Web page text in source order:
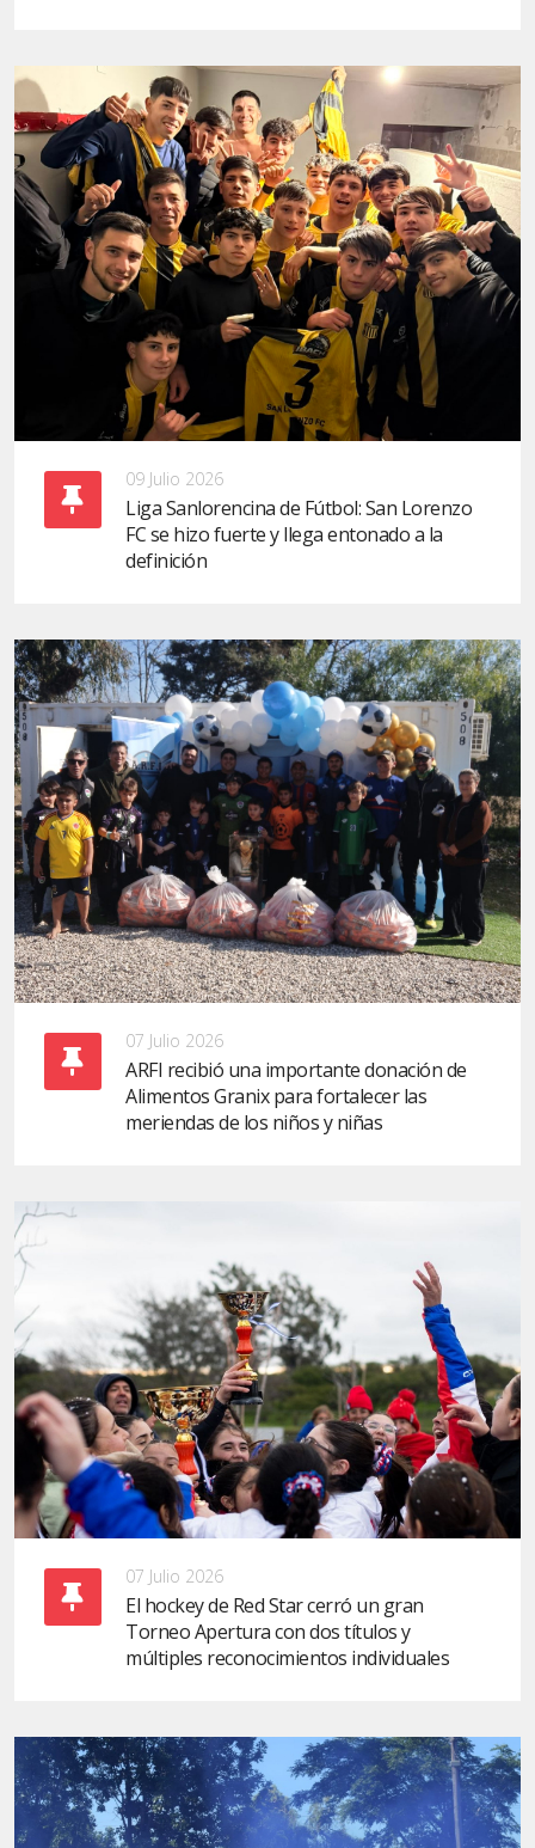
09 Julio 2026
Liga Sanlorencina de Fútbol: San Lorenzo
FC se hizo fuerte y llega entonado a la
definición
07 Julio 2026
ARFI recibió una importante donación de
Alimentos Granix para fortalecer las
meriendas de los niños y niñas
07 Julio 2026
El hockey de Red Star cerró un gran
Torneo Apertura con dos títulos y
múltiples reconocimientos individuales